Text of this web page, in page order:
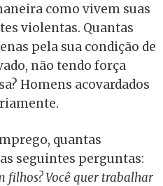
como vivem suas
violentas. Quantas
pela sua condição de
não tendo força
Homens acovardados
quantas
seguintes perguntas:
filhos? Você quer trabalhar